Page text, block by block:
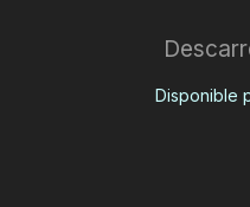
Disponible